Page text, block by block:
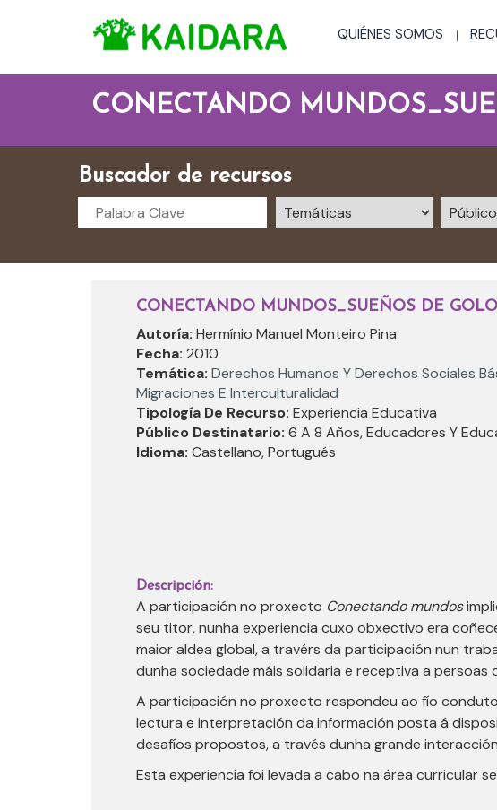
QUIÉNES SOMOS
CONECTANDO
Buscador de recursos
CONECTANDO MUNDOS_SUEÑOS DE
Autoría: Hermínio Manuel Monteiro Pina
Fecha: 2010
Temática: Derechos Humanos Y Derechos Sociales
Migraciones E Interculturalidad
Tipología De Recurso: Experiencia Educativa
Público Destinatario: 6 A 8 Años, Educadores Y
Idioma: Castellano, Portugués
Descripción:
A participación no proxecto Conectando mundos
seu titor, nunha experiencia cuxo obxectivo era
maior aldea global, a travérs da participación nun
dunha sociedade máis solidaria e receptiva a persoas
A participación no proxecto respondeu ao fío
lectura e interpretación da información posta á
desafíos propostos, a través dunha grande
Esta experiencia foi levada a cabo na área curricular